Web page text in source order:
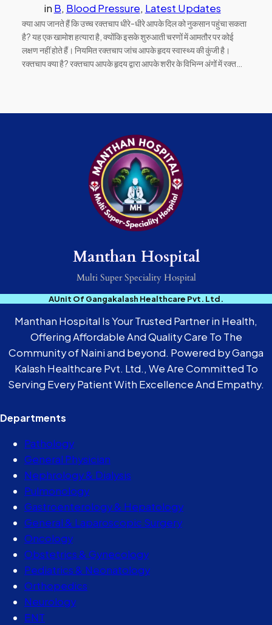
in B, Blood Pressure, Latest Updates
क्या आप जानते हैं कि उच्च रक्तचाप धीरे-धीरे आपके दिल को नुकसान पहुंचा सकता
है? यह एक खामोश हत्यारा है, क्योंकि इसके शुरुआती चरणों में आमतौर पर कोई
लक्षण नहीं होते हैं। नियमित रक्तचाप जांच आपके हृदय स्वास्थ्य की कुंजी है।
रक्तचाप क्या है? रक्तचाप आपके हृदय द्वारा आपके शरीर के विभिन्न अंगों में रक्त…
Manthan Hospital
Multi Super Speciality Hospital
AUnit Of Gangakalash Healthcare Pvt. Ltd.
Manthan Hospital Is Your Trusted Partner in Health,
Offering Affordable And Quality Care To The
Community of Naini and beyond. Powered by Ganga
Kalash Healthcare Pvt. Ltd., We Are Committed To
Serving Every Patient With Excellence And Empathy.
Departments
Pathology
General Physician
Nephrology & Dialysis
Pulmonology
Gastroenterology & Hepatology
General & Laparoscopic Surgery
Oncology
Obstetrics & Gynecology
Pediatrics & Neonatology
Orthopedics
Neurology
ENT